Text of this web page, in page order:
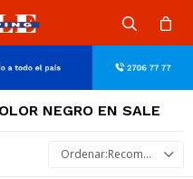
NEGRO EN SALE
Recomendados